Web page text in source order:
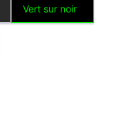
Vert sur noir